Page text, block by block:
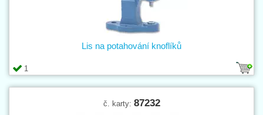
1
Lis na potahování knoflíků
č. karty: 87232